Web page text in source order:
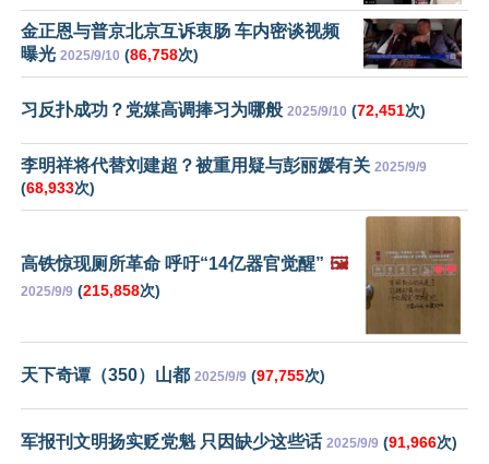
金正恩与普京北京互诉衷肠 车内密谈视频
曝光 2025/9/10 (86,758次)
习反扑成功？党媒高调捧习为哪般 2025/9/10 (72,451次)
李明祥将代替刘建超？被重用疑与彭丽媛有关 2025/9/9
(68,933次)
高铁惊现厕所革命 呼吁“14亿器官觉醒” 🖼️
2025/9/9 (215,858次)
天下奇谭（350）山都 2025/9/9 (97,755次)
军报刊文明扬实贬党魁 只因缺少这些话 2025/9/9 (91,966次)